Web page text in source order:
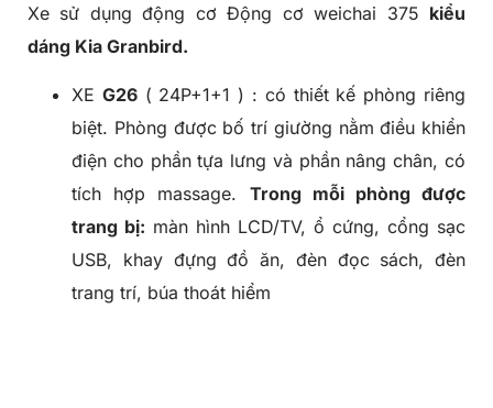
Xe sử dụng động cơ Động cơ weichai 375 kiểu
dáng Kia Granbird.
XE G26( 24P+1+1 ) : có thiết kế phòng riêng
biệt. Phòng được bố trí giường nằm điều khiển
điện cho phần tựa lưng và phần nâng chân, có
tích hợp massage. Trong mỗi phòng được
trang bị: màn hình LCD/TV, ổ cứng, cổng sạc
USB, khay đựng đồ ăn, đèn đọc sách, đèn
trang trí, búa thoát hiểm